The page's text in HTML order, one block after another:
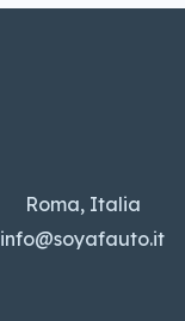
Roma, Italia
info@soyafauto.it